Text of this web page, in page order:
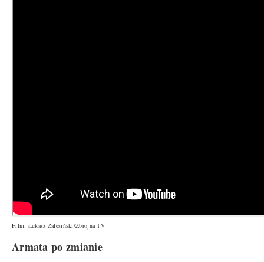
Film: Łukasz Zalesiński/Zbrojna TV
Armata po zmianie